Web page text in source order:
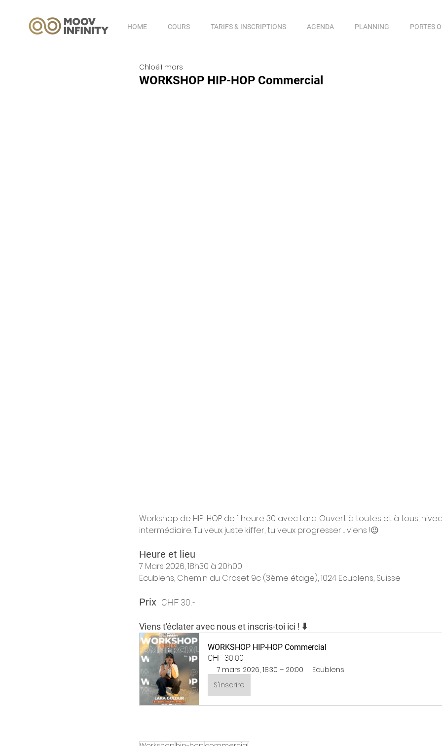
HOME COURS TARIFS & INSCRIPTIONS AGENDA PLANNING PORTES
WORKSHOP HIP-HOP Commercial
Chloé1 mars
Workshop de HIP-HOP de 1 heure 30 avec Lara. Ouvert à toutes et à tous,
intermédiaire. Tu veux juste kiffer, tu veux progresser ... viens !😉
Heure et lieu
7 Mars 2026, 18h30 à 20h00
Ecublens, Chemin du Croset 9c (3ème étage), 1024 Ecublens, Suisse
Prix CHF 30.-
Viens t'éclater avec nous et inscris-toi ici ! ⬇️
WORKSHOP HIP-HOP Commercial
CHF 30.00
7 mars 2026, 18:30 – 20:00
Ecublens
S'inscrire